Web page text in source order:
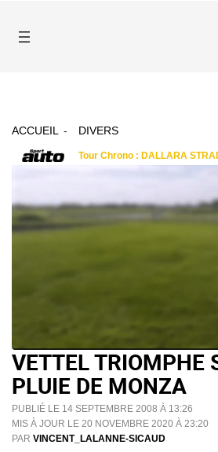
ACCUEIL DIVERS
VETTEL TRIOMPHE
PLUIE DE MONZA
PUBLIÉ LE 14 SEPTEMBRE 2008 À 13:26
MIS À JOUR LE 20 NOVEMBRE 2020 À 23:20
PAR VINCENT_LALANNE-SICAUD